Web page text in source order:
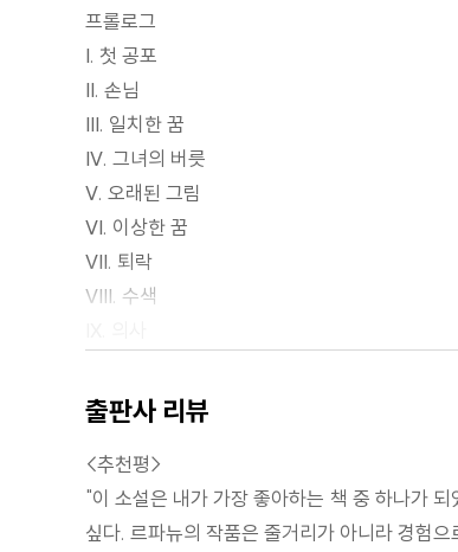
프롤로그
I. 첫 공포
II. 손님
III. 일치한 꿈
IV. 그녀의 버릇
V. 오래된 그림
VI. 이상한 꿈
VII. 퇴락
VIII. 수색
XI. 그의 이야기
XII. 정중한 부탁
XIII. 나뭇꾼
XIV. 조우
XV. 공식 절차의 집행
출판사 리뷰
<추천평>
"이 소설은 내가 가장 좋아하는 책 중 하나가
싶다. 르파뉴의 작품은 줄거리가 아니라 경험